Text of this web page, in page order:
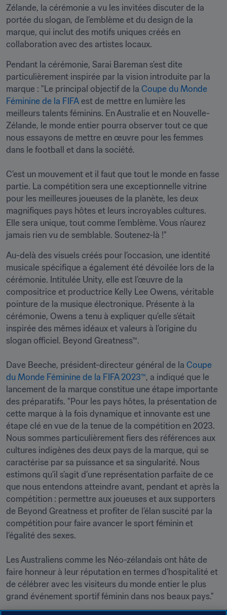
Zélande, la cérémonie a vu les invitées discuter de la
portée du slogan, de l’emblème et du design de la
marque, qui inclut des motifs uniques créés en
collaboration avec des artistes locaux.
Pendant la cérémonie, Sarai Bareman s’est dite
particulièrement inspirée par la vision introduite par la
marque : "Le principal objectif de la Coupe du Monde
Féminine de la FIFA est de mettre en lumière les
meilleurs talents féminins. En Australie et en Nouvelle-
Zélande, le monde entier pourra observer tout ce que
nous essayons de mettre en œuvre pour les femmes
dans le football et dans la société.
C’est un mouvement et il faut que tout le monde en fasse
partie. La compétition sera une exceptionnelle vitrine
pour les meilleures joueuses de la planète, les deux
magnifiques pays hôtes et leurs incroyables cultures.
Elle sera unique, tout comme l’emblème. Vous n’aurez
jamais rien vu de semblable. Soutenez-là !"
Au-delà des visuels créés pour l’occasion, une identité
musicale spécifique a également été dévoilée lors de la
cérémonie. Intitulée Unity, elle est l’œuvre de la
compositrice et productrice Kelly Lee Owens, véritable
pointure de la musique électronique. Présente à la
cérémonie, Owens a tenu à expliquer qu’elle s’était
inspirée des mêmes idéaux et valeurs à l’origine du
slogan officiel. Beyond Greatness™.
Dave Beeche, président-directeur général de la Coupe
du Monde Féminine de la FIFA 2023™, a indiqué que le
lancement de la marque constitue une étape importante
des préparatifs. "Pour les pays hôtes, la présentation de
cette marque à la fois dynamique et innovante est une
étape clé en vue de la tenue de la compétition en 2023.
Nous sommes particulièrement fiers des références aux
cultures indigènes des deux pays de la marque, qui se
caractérise par sa puissance et sa singularité. Nous
estimons qu’il s’agit d’une représentation parfaite de ce
que nous entendons atteindre avant, pendant et après la
compétition : permettre aux joueuses et aux supporters
de Beyond Greatness et profiter de l’élan suscité par la
compétition pour faire avancer le sport féminin et
l’égalité des sexes.
Les Australiens comme les Néo-zélandais ont hâte de
faire honneur à leur réputation en termes d’hospitalité et
de célébrer avec les visiteurs du monde entier le plus
grand événement sportif féminin dans nos beaux pays."